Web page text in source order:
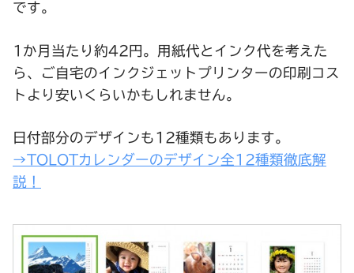
です。
1か月当たり約42円。用紙代とインク代を考えた
ら、ご自宅のインクジェットプリンターの印刷コス
トより安いくらいかもしれません。
日付部分のデザインも12種類もあります。
→TOLOTカレンダーのデザイン全12種類徹底解
説！